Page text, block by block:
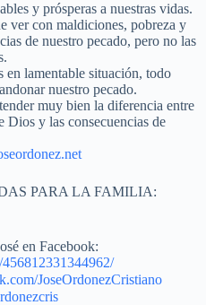
y prósperas a nuestras vidas.
ver con maldiciones, pobreza y
de nuestro pecado, pero no las
en lamentable situación, todo
nuestro pecado.
muy bien la diferencia entre
Dios y las consecuencias de
PARA LA FAMILIA:
en Facebook:
JoseOrdonezCristiano